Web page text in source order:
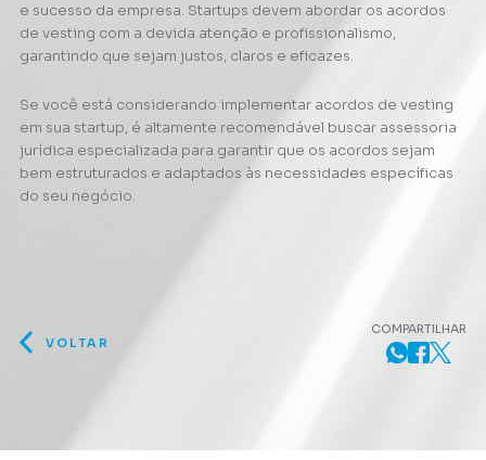
e sucesso da empresa. Startups devem abordar os acordos
de vesting com a devida atenção e profissionalismo,
garantindo que sejam justos, claros e eficazes.
Se você está considerando implementar acordos de vesting
em sua startup, é altamente recomendável buscar assessoria
jurídica especializada para garantir que os acordos sejam
bem estruturados e adaptados às necessidades específicas
do seu negócio.
VOLTAR
COMPARTILHAR